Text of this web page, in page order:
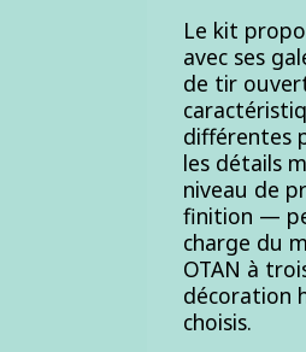
Le kit
avec ses
de tir
différentes
les détails
niveau de
finition —
charge du
OTAN à
décoration
choisis.